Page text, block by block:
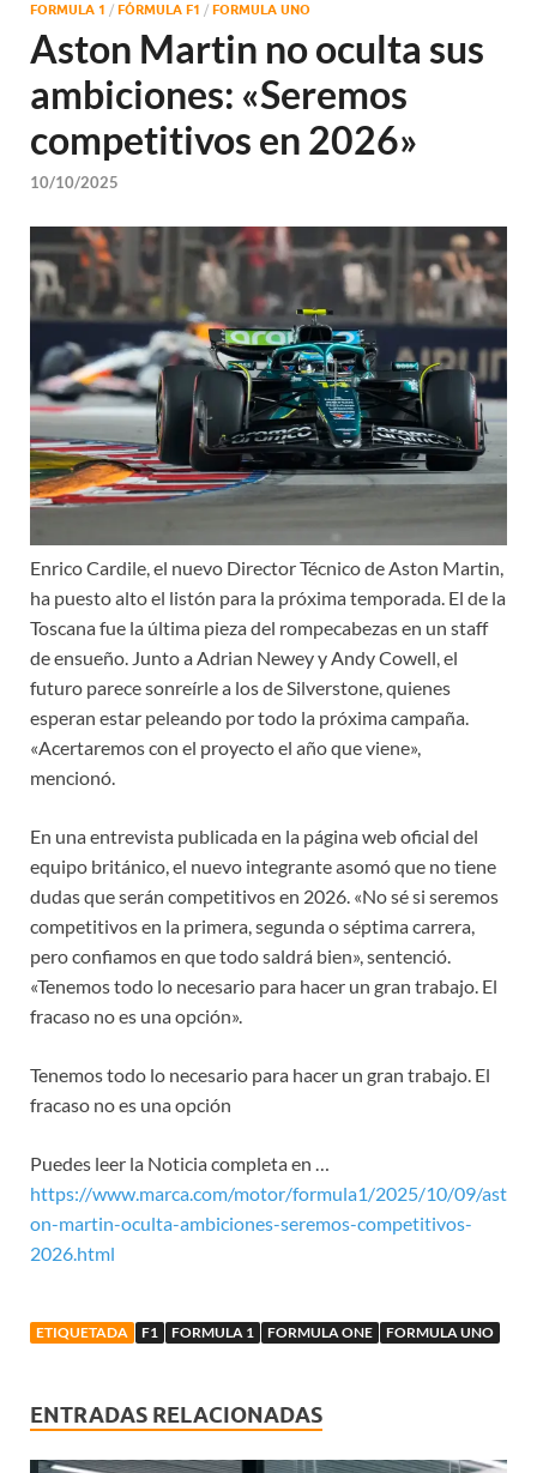
FORMULA 1 / FÓRMULA F1 / FORMULA UNO
Aston Martin no oculta sus
ambiciones: «Seremos
competitivos en 2026»
10/10/2025
Enrico Cardile, el nuevo Director Técnico de Aston Martin,
ha puesto alto el listón para la próxima temporada. El de la
Toscana fue la última pieza del rompecabezas en un staff
de ensueño. Junto a Adrian Newey y Andy Cowell, el
futuro parece sonreírle a los de Silverstone, quienes
esperan estar peleando por todo la próxima campaña.
«Acertaremos con el proyecto el año que viene»,
mencionó.
En una entrevista publicada en la página web oficial del
equipo británico, el nuevo integrante asomó que no tiene
dudas que serán competitivos en 2026. «No sé si seremos
competitivos en la primera, segunda o séptima carrera,
pero confiamos en que todo saldrá bien», sentenció.
«Tenemos todo lo necesario para hacer un gran trabajo. El
fracaso no es una opción».
Tenemos todo lo necesario para hacer un gran trabajo. El
fracaso no es una opción
Puedes leer la Noticia completa en …
https://www.marca.com/motor/formula1/2025/10/09/ast
on-martin-oculta-ambiciones-seremos-competitivos-
2026.html
ETIQUETADA F1 FORMULA 1 FORMULA ONE FORMULA UNO
ENTRADAS RELACIONADAS